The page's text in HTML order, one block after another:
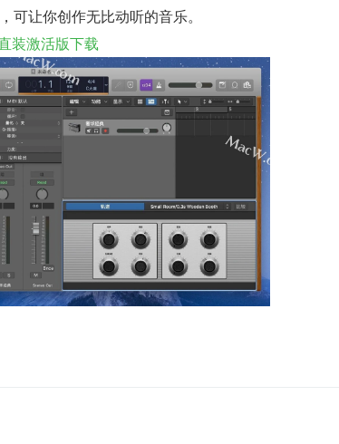
可让你创作无比动听的音乐。
装激活版下载